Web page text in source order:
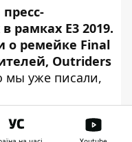
рамках E3 2019.
о ремейке Final
Outriders
мы уже писали,
, Bethesda
и
что показали